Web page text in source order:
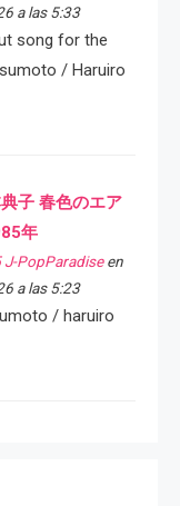
a las 5:33
song for the
/ Haruiro
典子 春色のエア
年
J-PopParadiseen
a las 5:23
/ haruiro